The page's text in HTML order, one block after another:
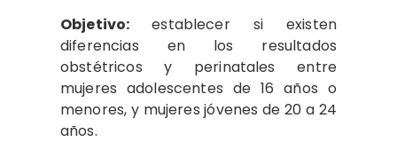
Objetivo:establecer si existen
diferencias en los resultados
obstétricos y perinatales entre
mujeres adolescentes de 16 años o
menores, y mujeres jóvenes de 20 a 24
años.